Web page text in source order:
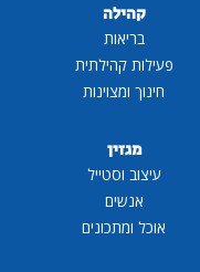
קהילה
בריאות
פעילות קהילתית
חינוך ומצוינות
מגזין
עיצוב וסטייל
אנשים
אוכל ומתכונים